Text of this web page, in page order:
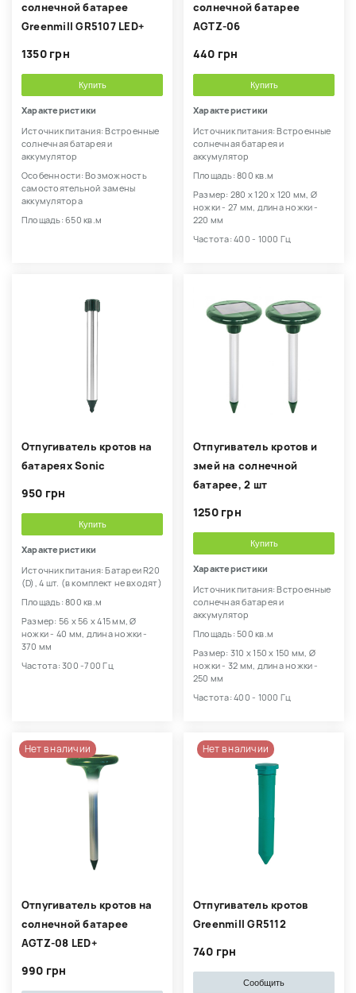
солнечной батарее
Greenmill GR5107 LED+
1350 грн
Купить
Характеристики
Источник питания: Встроенные
солнечная батарея и
аккумулятор
Особенности: Возможность
самостоятельной замены
аккумулятора
Площадь: 650 кв.м
солнечной батарее
AGTZ-06
440 грн
Купить
Характеристики
Источник питания: Встроенные
солнечная батарея и
аккумулятор
Площадь: 800 кв.м
Размер: 280 х 120 х 120 мм, Ø
ножки - 27 мм, длина ножки -
220 мм
Частота: 400 - 1000 Гц
Отпугиватель кротов на
батареях Sonic
950 грн
Купить
Характеристики
Источник питания: Батареи R20
(D), 4 шт. (в комплект не входят)
Площадь: 800 кв.м
Размер: 56 х 56 х 415 мм, Ø
ножки - 40 мм, длина ножки -
370 мм
Частота: 300 -700 Гц
Отпугиватель кротов и
змей на солнечной
батарее, 2 шт
1250 грн
Купить
Характеристики
Источник питания: Встроенные
солнечная батарея и
аккумулятор
Площадь: 500 кв.м
Размер: 310 х 150 х 150 мм, Ø
ножки - 32 мм, длина ножки -
250 мм
Частота: 400 - 1000 Гц
Нет в наличии
Отпугиватель кротов на
солнечной батарее
AGTZ-08 LED+
990 грн
Нет в наличии
Отпугиватель кротов
Greenmill GR5112
740 грн
Сообщить